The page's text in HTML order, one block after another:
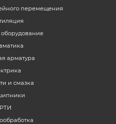
перемещения
арматура
и смазка
РТИ